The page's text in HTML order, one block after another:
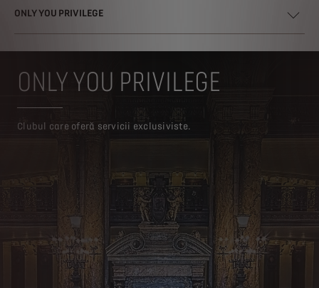
ONLY YOU PRIVILEGE
ONLY YOU PRIVILEGE
Clubul care oferă servicii exclusiviste.